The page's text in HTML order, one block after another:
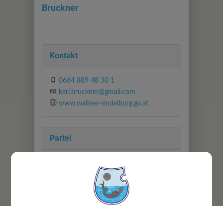
Bruckner
Kontakt
0664 889 48 30 1
karl.bruckner@gmail.com
www.wallsee-sindelburg.gv.at
Partei